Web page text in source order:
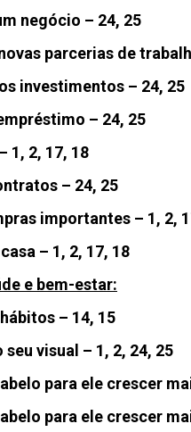
negócio – 24, 25
parcerias de
investimentos – 24, 25
– 24, 25
1, 2, 17, 18
– 24, 25
importantes – 1, 2,
– 1, 2, 17, 18
e bem-estar:
– 14, 15
seu visual – 1, 2, 24, 25
para ele crescer
para ele crescer